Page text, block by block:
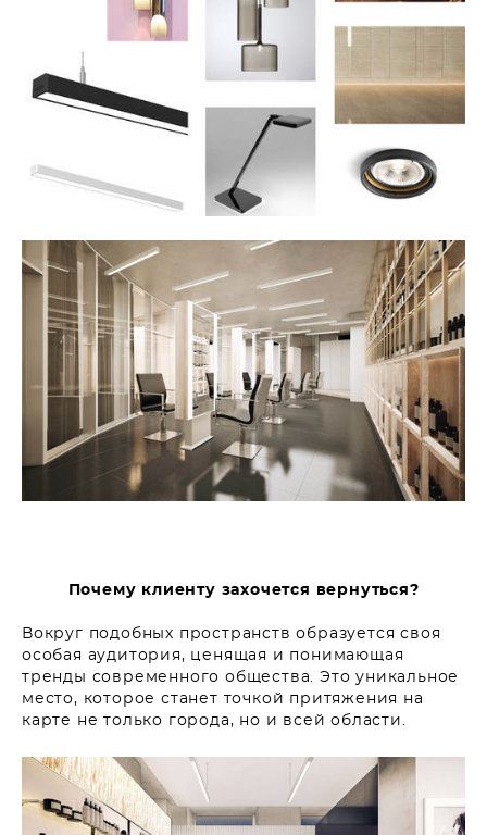
Почему клиенту захочется вернуться?
Вокруг подобных пространств образуется своя
особая аудитория, ценящая и понимающая
тренды современного общества. Это уникальное
место, которое станет точкой притяжения на
карте не только города, но и всей области.